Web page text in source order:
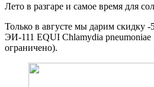
Лето в разгаре и самое время для
Только в августе мы дарим скидку
ЭИ-111 EQUI Chlamydia pneumoniae
ограничено).